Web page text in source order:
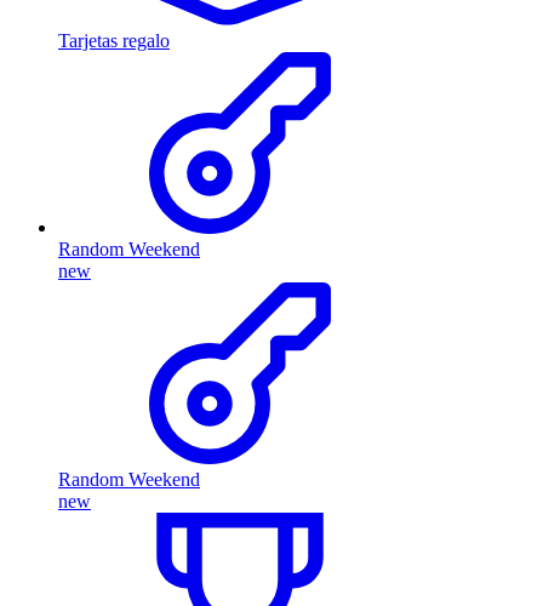
Tarjetas regalo
Random Weekend
new
Random Weekend
new